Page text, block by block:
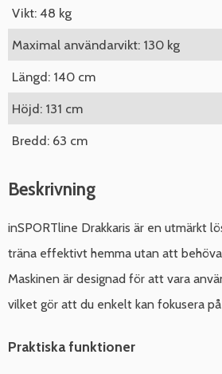
Vikt: 48 kg
Maximal användarvikt: 130 kg
Längd: 140 cm
Höjd: 131 cm
Bredd: 63 cm
Beskrivning
inSPORTline Drakkaris är en utmärkt
träna effektivt hemma utan att
Maskinen är designad för att vara
vilket gör att du enkelt kan fokusera
Praktiska funktioner